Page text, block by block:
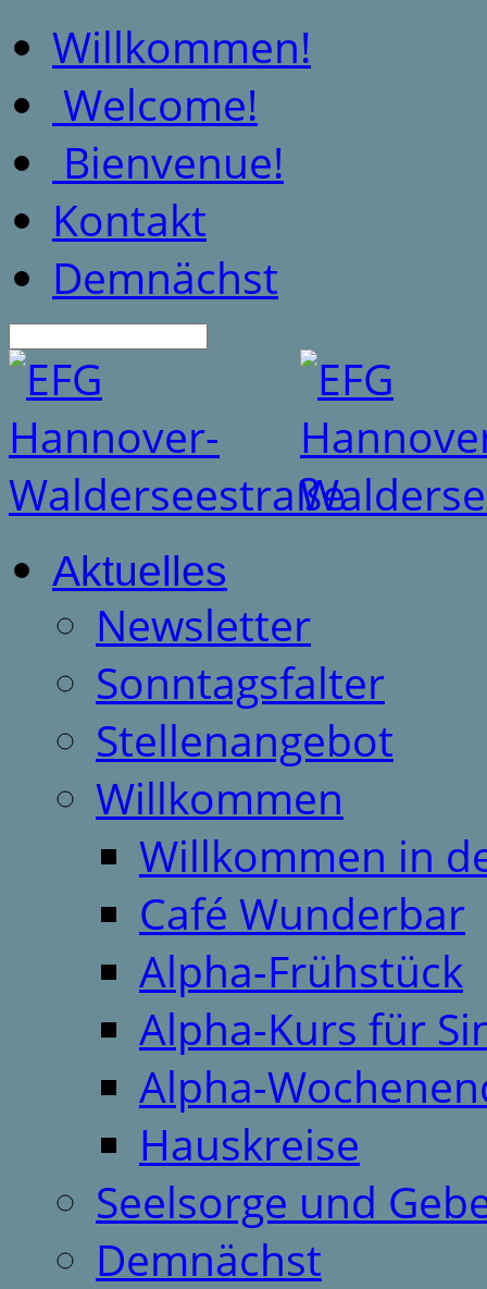
Willkommen!
Welcome!
Bienvenue!
Kontakt
Demnächst
Aktuelles
Newsletter
Sonntagsfalter
Stellenangebot
Willkommen
Willkommen in
Café Wunderbar
Alpha-Frühstück
Alpha-Kurs für
Alpha-
Hauskreise
Seelsorge und
Demnächst